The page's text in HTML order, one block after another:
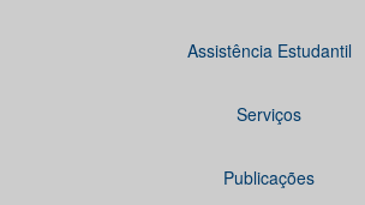
Assistência Estudantil
Serviços
Publicações